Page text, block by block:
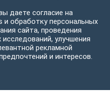
даете согласие на
и обработку персональных
сайта, проведения
исследований, улучшения
рекламной
и интересов.